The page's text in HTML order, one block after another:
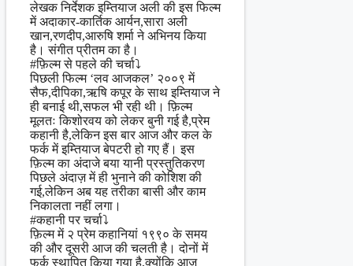
लेखक निर्देशक इम्तियाज अली की इस फिल्म
में अदाकार-कार्तिक आर्यन,सारा अली
खान,रणदीप,आरुषि शर्मा ने अभिनय किया
है। संगीत प्रीतम का है।
#फ़िल्म से पहले की चर्चा⤵
पिछली फिल्म ‘लव आजकल’ २००९ में
सैफ,दीपिका,ऋषि कपूर के साथ इम्तियाज ने
ही बनाई थी,सफल भी रही थी। फ़िल्म
मूलतः किशोरवय को लेकर बुनी गई है,प्रेम
कहानी है,लेकिन इस बार आज और कल के
फर्क में इम्तियाज बेपटरी हो गए हैं। इस
फ़िल्म का अंदाजे बया यानी प्रस्तुतिकरण
पिछले अंदाज़ में ही भुनाने की कोशिश की
गई,लेकिन अब यह तरीका बासी और काम
निकालता नहीं लगा।
#कहानी पर चर्चा⤵
फ़िल्म में २ प्रेम कहानियां १९९० के समय
की और दूसरी आज की चलती है। दोनों में
फर्क स्थापित किया गया है,क्योंकि आज